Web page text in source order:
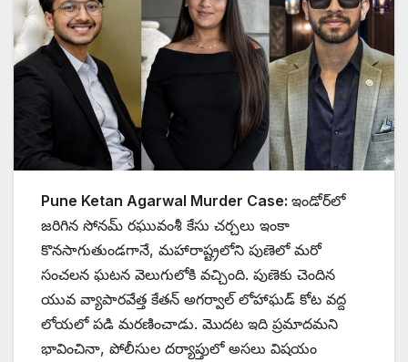
Pune Ketan Agarwal Murder Case: ఇండోర్‌లో
జరిగిన సోనమ్ రఘువంశీ కేసు చర్చలు ఇంకా
కొనసాగుతుండగానే, మహారాష్ట్రలోని పుణెలో మరో
సంచలన ఘటన వెలుగులోకి వచ్చింది. పుణెకు చెందిన
యువ వ్యాపారవేత్త కేతన్ అగర్వాల్ లోహాఘడ్ కోట వద్ద
లోయలో పడి మరణించాడు. మొదట ఇది ప్రమాదమని
భావించినా, పోలీసుల దర్యాప్తులో అసలు విషయం